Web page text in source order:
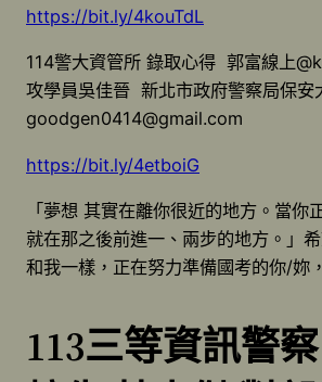
https://bit.ly/4kouTdL
114警大資管所 錄取心得 郭富線上
攻學員吳佳晉 新北市政府警察局保安
goodgen0414@gmail.com
https://bit.ly/4etboiG
「夢想 其實在離你很近的地方。當你
就在那之後前進一、兩步的地方。」
和我一樣，正在努力準備國考的你/妳
113三等資訊警